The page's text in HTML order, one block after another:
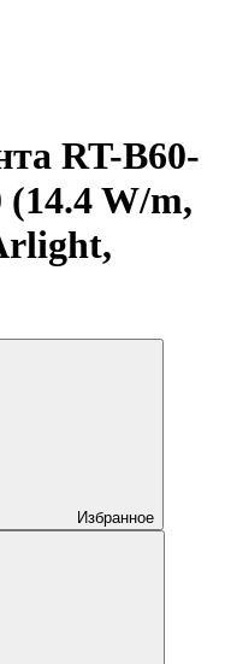
RT-B60-
(14.4 W/m,
Избранное